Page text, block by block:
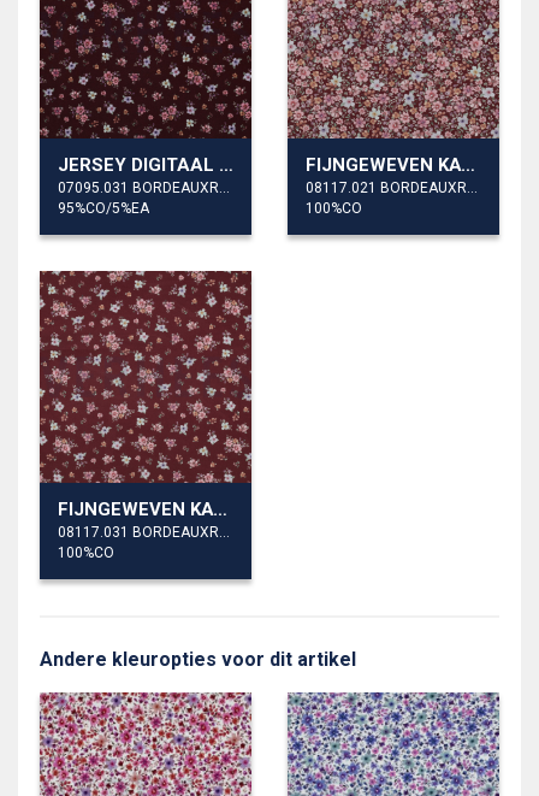
JERSEY DIGITAAL BLOEMEN
07095.031 BORDEAUXROOD
95%CO/5%EA
FIJNGEWEVEN KATOENEN POPLIN DIGITAAL BLOEMEN
08117.021 BORDEAUXROOD
100%CO
FIJNGEWEVEN KATOENEN POPLIN DIGITAAL BLOEMEN
08117.031 BORDEAUXROOD
100%CO
Andere kleuropties voor dit artikel